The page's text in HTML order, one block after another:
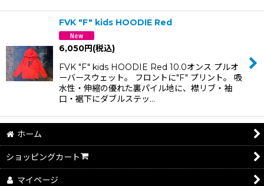
FVK "F" kids HOODIE Red
6,050円(税込)
FVK "F" kids HOODIE Red 10.0オンス プルオ
ーバースウェット。 フロントに"F" プリント。 吸
水性・伸縮の優れた裏パイル地に、襟リブ・袖
口・裾下にダブルステッ…
ホーム
ショッピングカート
マイページ